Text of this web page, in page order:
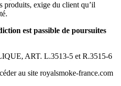
produits, exige du client qu’il
est passible de poursuites
ART. L.3513-5 et R.3515-6
au site royalsmoke-france.com